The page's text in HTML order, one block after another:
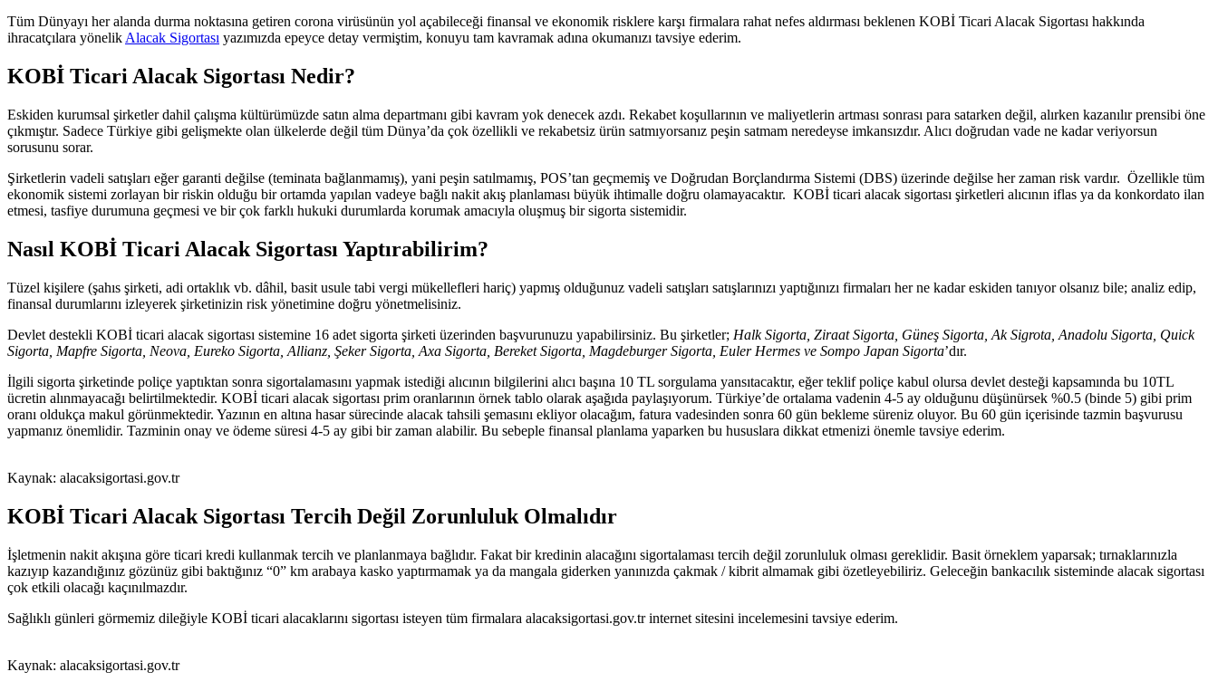
Tüm Dünyayı her alanda durma noktasına getiren corona virüsünün yol açabileceği finansal ve ekonomik risklere karşı firmalara rahat nefes aldırması beklenen KOBİ Ticari Alacak Sigortası hakkında
ihracatçılara yönelik Alacak Sigortası yazımızda epeyce detay vermiştim, konuyu tam kavramak adına okumanızı tavsiye ederim.
KOBİ Ticari Alacak Sigortası Nedir?
Eskiden kurumsal şirketler dahil çalışma kültürümüzde satın alma departmanı gibi kavram yok denecek azdı. Rekabet koşullarının ve maliyetlerin artması sonrası para satarken değil, alırken kazanılır prensibi öne
çıkmıştır. Sadece Türkiye gibi gelişmekte olan ülkelerde değil tüm Dünya’da çok özellikli ve rekabetsiz ürün satmıyorsanız peşin satmam neredeyse imkansızdır. Alıcı doğrudan vade ne kadar veriyorsun
sorusunu sorar.
Şirketlerin vadeli satışları eğer garanti değilse (teminata bağlanmamış), yani peşin satılmamış, POS’tan geçmemiş ve Doğrudan Borçlandırma Sistemi (DBS) üzerinde değilse her zaman risk vardır. Özellikle tüm
ekonomik sistemi zorlayan bir riskin olduğu bir ortamda yapılan vadeye bağlı nakit akış planlaması büyük ihtimalle doğru olamayacaktır. KOBİ ticari alacak sigortası şirketleri alıcının iflas ya da konkordato ilan
etmesi, tasfiye durumuna geçmesi ve bir çok farklı hukuki durumlarda korumak amacıyla oluşmuş bir sigorta sistemidir.
Nasıl KOBİ Ticari Alacak Sigortası Yaptırabilirim?
Tüzel kişilere (şahıs şirketi, adi ortaklık vb. dâhil, basit usule tabi vergi mükellefleri hariç) yapmış olduğunuz vadeli satışları satışlarınızı yaptığınızı firmaları her ne kadar eskiden tanıyor olsanız bile; analiz edip,
finansal durumlarını izleyerek şirketinizin risk yönetimine doğru yönetmelisiniz.
Devlet destekli KOBİ ticari alacak sigortası sistemine 16 adet sigorta şirketi üzerinden başvurunuzu yapabilirsiniz. Bu şirketler; Halk Sigorta, Ziraat Sigorta, Güneş Sigorta, Ak Sigrota, Anadolu Sigorta, Quick
Sigorta, Mapfre Sigorta, Neova, Eureko Sigorta, Allianz, Şeker Sigorta, Axa Sigorta, Bereket Sigorta, Magdeburger Sigorta, Euler Hermes ve Sompo Japan Sigorta’dır.
İlgili sigorta şirketinde poliçe yaptıktan sonra sigortalamasını yapmak istediği alıcının bilgilerini alıcı başına 10 TL sorgulama yansıtacaktır, eğer teklif poliçe kabul olursa devlet desteği kapsamında bu 10TL
ücretin alınmayacağı belirtilmektedir. KOBİ ticari alacak sigortası prim oranlarının örnek tablo olarak aşağıda paylaşıyorum. Türkiye’de ortalama vadenin 4-5 ay olduğunu düşünürsek %0.5 (binde 5) gibi prim
oranı oldukça makul görünmektedir. Yazının en altına hasar sürecinde alacak tahsili şemasını ekliyor olacağım, fatura vadesinden sonra 60 gün bekleme süreniz oluyor. Bu 60 gün içerisinde tazmin başvurusu
yapmanız önemlidir. Tazminin onay ve ödeme süresi 4-5 ay gibi bir zaman alabilir. Bu sebeple finansal planlama yaparken bu hususlara dikkat etmenizi önemle tavsiye ederim.
Kaynak: alacaksigortasi.gov.tr
KOBİ Ticari Alacak Sigortası Tercih Değil Zorunluluk Olmalıdır
İşletmenin nakit akışına göre ticari kredi kullanmak tercih ve planlanmaya bağlıdır. Fakat bir kredinin alacağını sigortalaması tercih değil zorunluluk olması gereklidir. Basit örneklem yaparsak; tırnaklarınızla
kazıyıp kazandığınız gözünüz gibi baktığınız “0” km arabaya kasko yaptırmamak ya da mangala giderken yanınızda çakmak / kibrit almamak gibi özetleyebiliriz. Geleceğin bankacılık sisteminde alacak sigortası
çok etkili olacağı kaçınılmazdır.
Sağlıklı günleri görmemiz dileğiyle KOBİ ticari alacaklarını sigortası isteyen tüm firmalara alacaksigortasi.gov.tr internet sitesini incelemesini tavsiye ederim.
Kaynak: alacaksigortasi.gov.tr